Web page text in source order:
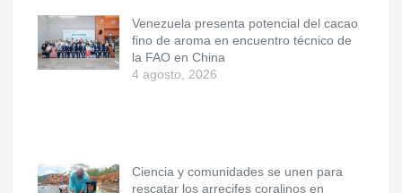
Venezuela presenta potencial del cacao
fino de aroma en encuentro técnico de
la FAO en China
4 agosto, 2026
Ciencia y comunidades se unen para
rescatar los arrecifes coralinos en